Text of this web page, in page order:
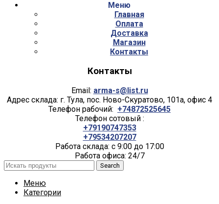
Меню
Главная
Оплата
Доставка
Магазин
Контакты
Контакты
Email: arma-s@list.ru
Адрес склада: г. Тула, пос. Ново-Скуратово, 101а, офис 4
Телефон рабочий: +74872525645
Телефон сотовый :
+79190747353
+79534207207
Работа склада: с 9:00 до 17:00
Работа офиса: 24/7
Search
Меню
Категории